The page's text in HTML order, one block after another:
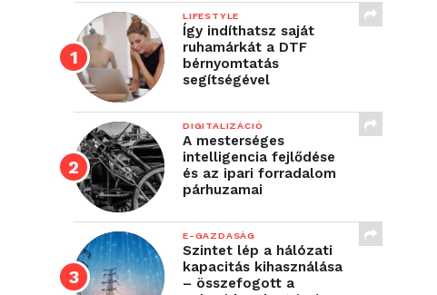
LIFESTYLE
Így indíthatsz saját
ruhamárkát a DTF
bérnyomtatás
segítségével
DIGITALIZÁCIÓ
A mesterséges
intelligencia fejlődése
és az ipari forradalom
párhuzamai
E-GAZDASÁG
Szintet lép a hálózati
kapacitás kihasználása
– összefogott a